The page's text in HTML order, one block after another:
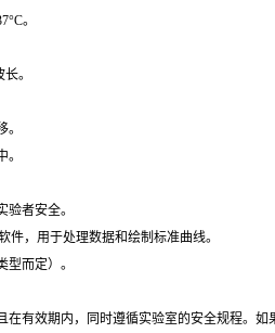
。
。
者安全。
，用于处理数据和绘制标准曲线。
而定）。
有效期内，同时遵循实验室的安全规程。